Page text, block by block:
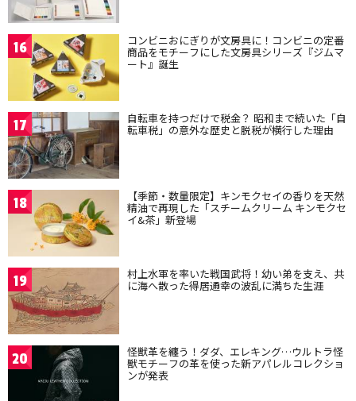
16 コンビニおにぎりが文房具に！コンビニの定番
商品をモチーフにした文房具シリーズ『ジムマ
ート』誕生
17 自転車を持つだけで税金？ 昭和まで続いた「自
転車税」の意外な歴史と脱税が横行した理由
18 【季節・数量限定】キンモクセイの香りを天然
精油で再現した「スチームクリーム キンモクセ
イ&茶」新登場
19 村上水軍を率いた戦国武将！幼い弟を支え、共
に海へ散った得居通幸の波乱に満ちた生涯
20 怪獣革を纏う！ダダ、エレキング…ウルトラ怪
獣モチーフの革を使った新アパレルコレクショ
ンが発表